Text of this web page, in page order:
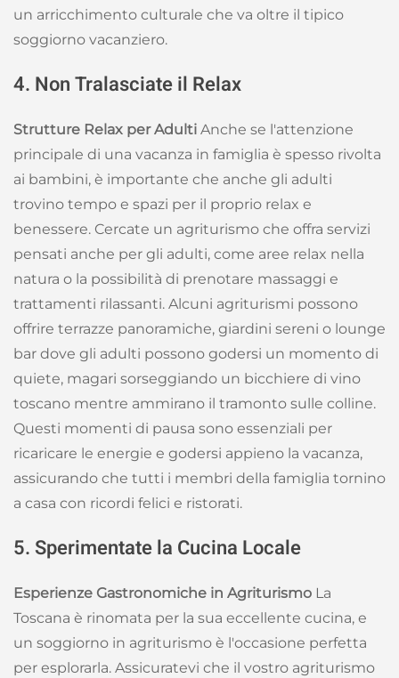
un arricchimento culturale che va oltre il tipico
soggiorno vacanziero.
4. Non Tralasciate il Relax
Strutture Relax per Adulti Anche se l'attenzione
principale di una vacanza in famiglia è spesso rivolta
ai bambini, è importante che anche gli adulti
trovino tempo e spazi per il proprio relax e
benessere. Cercate un agriturismo che offra servizi
pensati anche per gli adulti, come aree relax nella
natura o la possibilità di prenotare massaggi e
trattamenti rilassanti. Alcuni agriturismi possono
offrire terrazze panoramiche, giardini sereni o lounge
bar dove gli adulti possono godersi un momento di
quiete, magari sorseggiando un bicchiere di vino
toscano mentre ammirano il tramonto sulle colline.
Questi momenti di pausa sono essenziali per
ricaricare le energie e godersi appieno la vacanza,
assicurando che tutti i membri della famiglia tornino
a casa con ricordi felici e ristorati.
5. Sperimentate la Cucina Locale
Esperienze Gastronomiche in Agriturismo La
Toscana è rinomata per la sua eccellente cucina, e
un soggiorno in agriturismo è l'occasione perfetta
per esplorarla. Assicuratevi che il vostro agriturismo